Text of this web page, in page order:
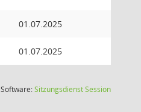
01.07.2025
01.07.2025
Software:SitzungsdienstSession(Wird in